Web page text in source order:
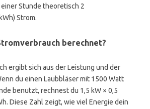
Stunde theoretisch 2
Strom.
berechnet?
ergibt sich aus der Leistung und der
du einen Laubbläser mit 1500 Watt
benutzt, rechnest du 1,5 kW × 0,5
Diese Zahl zeigt, wie viel Energie dein